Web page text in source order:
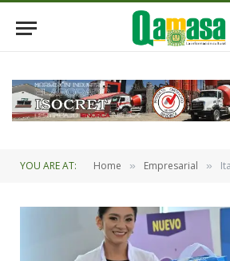
YOU ARE AT: Home » Empresarial »